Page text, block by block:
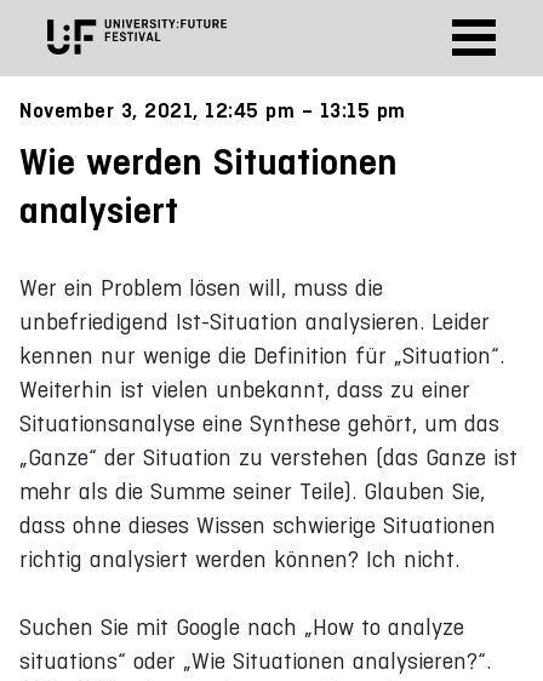
November 3, 2021, 12:45 pm – 13:15 pm
Wie werden Situationen
analysiert
Wer ein Problem lösen will, muss die
unbefriedigend Ist-Situation analysieren. Leider
kennen nur wenige die Definition für „Situation“.
Weiterhin ist vielen unbekannt, dass zu einer
Situationsanalyse eine Synthese gehört, um das
„Ganze“ der Situation zu verstehen (das Ganze ist
mehr als die Summe seiner Teile). Glauben Sie,
dass ohne dieses Wissen schwierige Situationen
richtig analysiert werden können? Ich nicht.
Suchen Sie mit Google nach „How to analyze
situations“ oder „Wie Situationen analysieren?“.